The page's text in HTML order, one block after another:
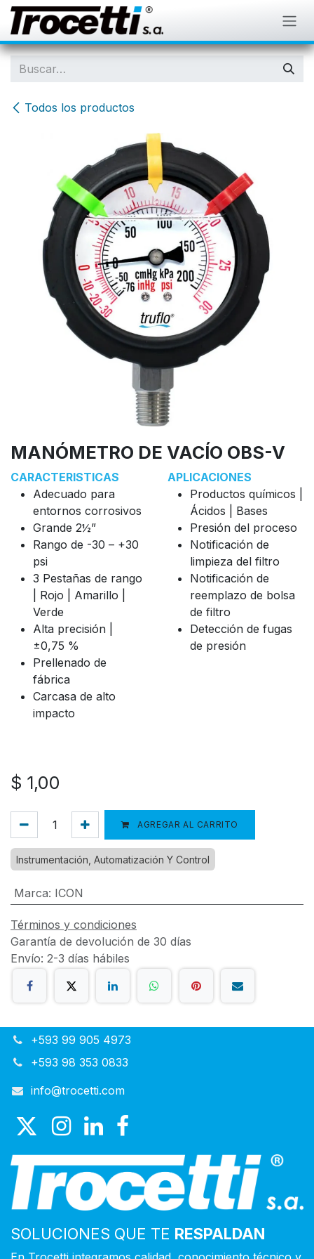
IR AL CONTENIDO
Todos los productos
MANÓMETRO DE VACÍO OBS-V
CARACTERISTICAS
Adecuado para
entornos corrosivos
Grande 2½”
Rango de -30 – +30
psi
3 Pestañas de rango
| Rojo | Amarillo |
Verde
Alta precisión |
±0,75 %
Prellenado de
fábrica
Carcasa de alto
impacto
APLICACIONES
Productos químicos |
Ácidos | Bases
Presión del proceso
Notificación de
limpieza del filtro
Notificación de
reemplazo de bolsa
de filtro
Detección de fugas
de presión
$ 1,00
AGREGAR AL CARRITO
Instrumentación, Automatización Y Control
Marca: ICON
Términos y condiciones
Garantía de devolución de 30 días
Envío: 2-3 días hábiles
+593 99 905 4973
+593 98 353 0833
info@trocetti.com
SOLUCIONES QUE TE RESPALDAN